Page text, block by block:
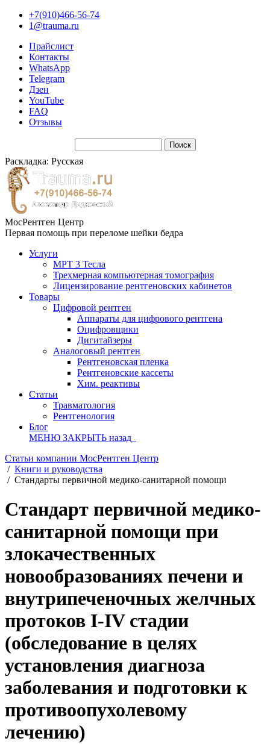
+7(910)466-56-74
1@trauma.ru
Прайслист
Контакты
WhatsApp
Telegram
Дзен
YouTube
FAQ
Отзывы
Раскладка: Русская
МосРентген Центр
Первая помощь при переломе шейки бедра
Услуги
МРТ 3 Тесла
Трехмерная компьютерная томография
Лицензирование рентгеновских кабинетов
Товары
Цифровой рентген
Аппараты для цифрового рентгена
Оцифровщики
Дигитайзеры
Аналоговый рентген
Рентгеновская пленка
Рентгеновские кассеты
Хим. реактивы
Статьи
Травматология
Рентгенология
Блог
МЕНЮ ЗАКРЫТЬ назад
Статьи компании МосРентген Центр
/ Книги и руководства
/ Стандарты первичной медико-санитарной помощи
Стандарт первичной медико-
санитарной помощи при
злокачественных
новообразованиях печени и
внутрипеченочных желчных
протоков I-IV стадии
(обследование в целях
установления диагноза
заболевания и подготовки к
противоопухолевому
лечению)